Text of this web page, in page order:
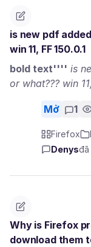
is new pdf
win 11, FF 150.0.1
bold text'''' is
or what??? win
Mở 1
Firefox
Denysđã
Why is Firefox
download them